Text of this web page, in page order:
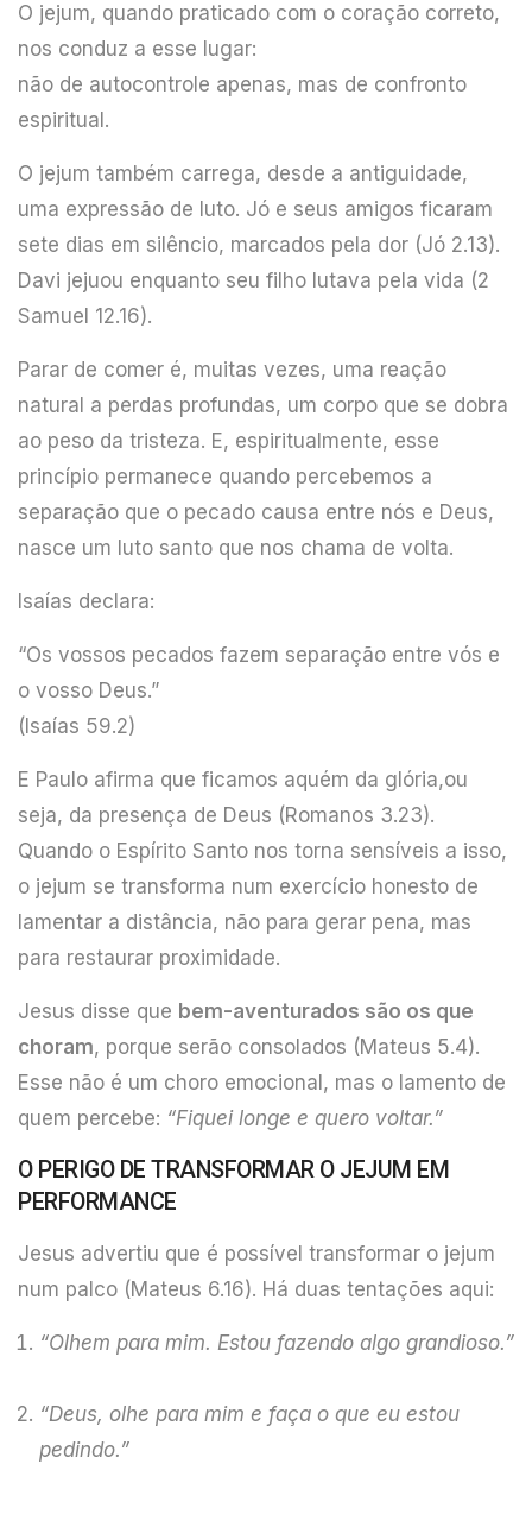
O jejum, quando praticado com o coração correto,
nos conduz a esse lugar:
não de autocontrole apenas, mas de confronto
espiritual.
O jejum também carrega, desde a antiguidade,
uma expressão de luto. Jó e seus amigos ficaram
sete dias em silêncio, marcados pela dor (Jó 2.13).
Davi jejuou enquanto seu filho lutava pela vida (2
Samuel 12.16).
Parar de comer é, muitas vezes, uma reação
natural a perdas profundas, um corpo que se dobra
ao peso da tristeza. E, espiritualmente, esse
princípio permanece quando percebemos a
separação que o pecado causa entre nós e Deus,
nasce um luto santo que nos chama de volta.
Isaías declara:
“Os vossos pecados fazem separação entre vós e
o vosso Deus.”
(Isaías 59.2)
E Paulo afirma que ficamos aquém da glória,ou
seja, da presença de Deus (Romanos 3.23).
Quando o Espírito Santo nos torna sensíveis a isso,
o jejum se transforma num exercício honesto de
lamentar a distância, não para gerar pena, mas
para restaurar proximidade.
Jesus disse que bem-aventurados são os que
choram, porque serão consolados (Mateus 5.4).
Esse não é um choro emocional, mas o lamento de
quem percebe: “Fiquei longe e quero voltar.”
O PERIGO DE TRANSFORMAR O JEJUM EM
PERFORMANCE
Jesus advertiu que é possível transformar o jejum
num palco (Mateus 6.16). Há duas tentações aqui:
“Olhem para mim. Estou fazendo algo grandioso.”
“Deus, olhe para mim e faça o que eu estou
pedindo.”